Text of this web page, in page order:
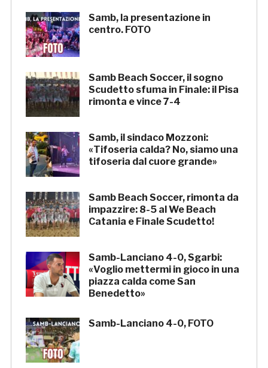
Samb, la presentazione in
centro. FOTO
Samb Beach Soccer, il sogno
Scudetto sfuma in Finale: il Pisa
rimonta e vince 7-4
Samb, il sindaco Mozzoni:
«Tifoseria calda? No, siamo una
tifoseria dal cuore grande»
Samb Beach Soccer, rimonta da
impazzire: 8-5 al We Beach
Catania e Finale Scudetto!
Samb-Lanciano 4-0, Sgarbi:
«Voglio mettermi in gioco in una
piazza calda come San
Benedetto»
Samb-Lanciano 4-0, FOTO